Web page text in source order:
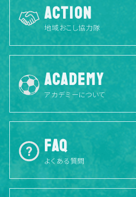
ACTION
地域おこし協力隊
ACADEMY
アカデミーについて
FAQ
よくある質問